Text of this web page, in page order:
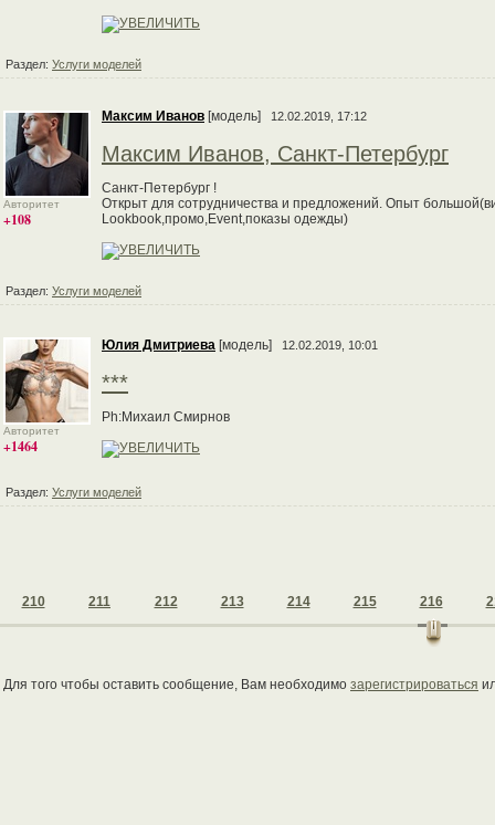
Раздел: Услуги моделей
Авторитет
+108
Максим Иванов [модель] 12.02.2019, 17:12
Максим Иванов, Санкт-Петербург
Санкт-Петербург !
Открыт для сотрудничества и предложений. Опыт
Lookbook,промо,Event,показы одежды)
Раздел: Услуги моделей
Авторитет
+1464
Юлия Дмитриева [модель] 12.02.2019, 10:01
***
Ph:Михаил Смирнов
Раздел: Услуги моделей
210 211 212 213 214 215 216
Для того чтобы оставить сообщение, Вам необходимо зарегистрироваться